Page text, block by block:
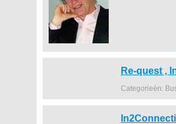
Re-quest ,
Categorieën: